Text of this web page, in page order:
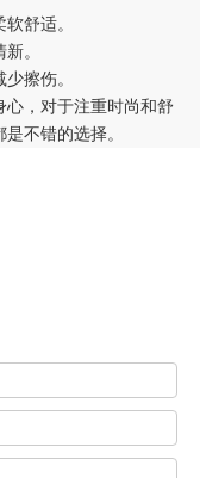
软舒适。
新。
少擦伤。
心，对于注重时尚和舒
不错的选择。